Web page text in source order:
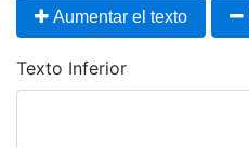
Aumentar el texto
Texto Inferior